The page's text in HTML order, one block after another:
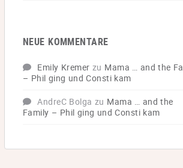
NEUE KOMMENTARE
Emily Kremer zu Mama … and the
– Phil ging und Consti kam
AndreC Bolga zu Mama … and the
Family – Phil ging und Consti kam